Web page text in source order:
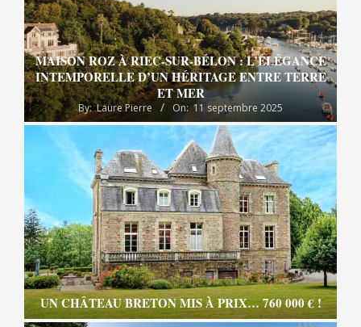
MAISON ROZ À RIEC-SUR-BÉLON : L’ÉLÉGANCE
INTEMPORELLE D’UN HÉRITAGE ENTRE TERRE
ET MER
By: Laure Pierre On: 11 septembre 2025
UN CHÂTEAU BRETON MIS À PRIX… 760 000 € !